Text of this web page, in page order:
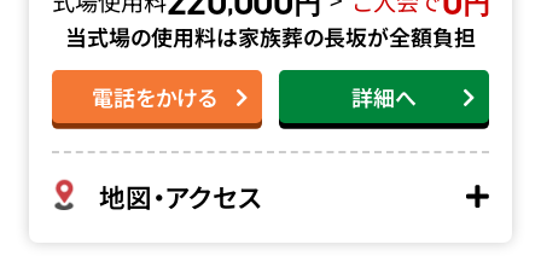
当式場の使用料は家族葬の長坂が全額負担
電話をかける
詳細へ
地図・アクセス